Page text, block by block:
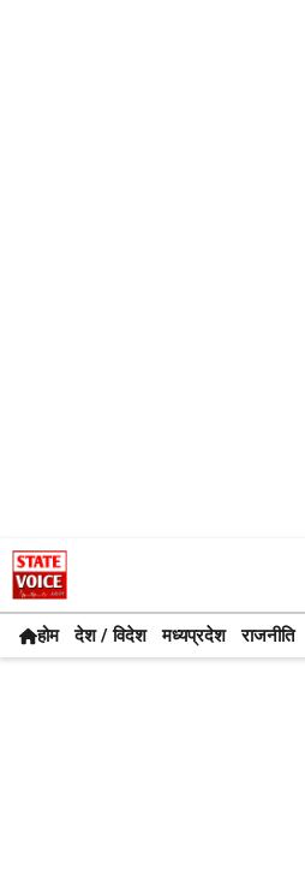
Skip
to
content
होम देश / विदेश मध्यप्रदेश राजनीति